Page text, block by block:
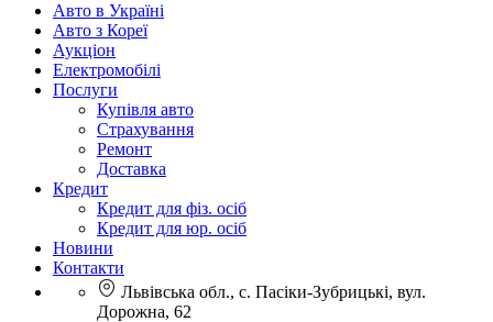
Авто в Україні
Авто з Кореї
Аукціон
Електромобілі
Послуги
Купівля авто
Страхування
Ремонт
Доставка
Кредит
Кредит для фіз. осіб
Кредит для юр. осіб
Новини
Контакти
Львівська обл., с. Пасіки-Зубрицькі, вул.
Дорожна, 62